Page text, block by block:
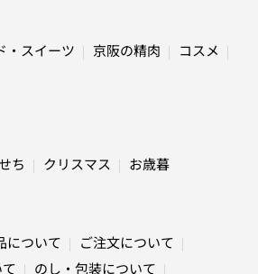
・スイーツ 京阪の精肉
コスメ
ち クリスマス お歳暮
について
ご注文について
のし・包装について